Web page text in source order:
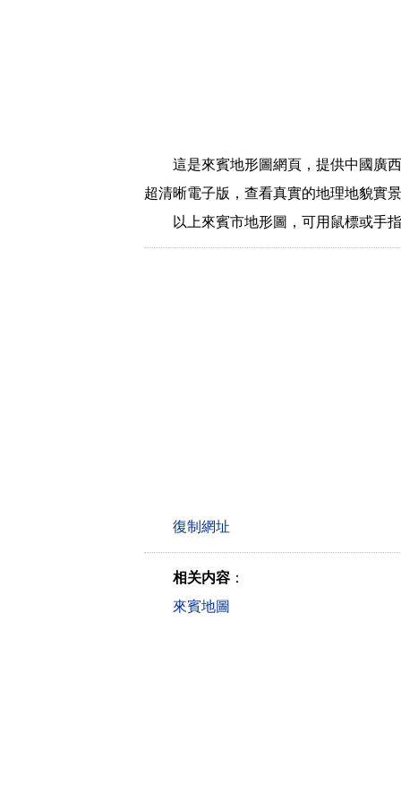
這是來賓地形圖網頁，提供中國廣
超清晰電子版，查看真實的地理地貌實
以上來賓市地形圖，可用鼠標或手
相关内容 ：
來賓地圖